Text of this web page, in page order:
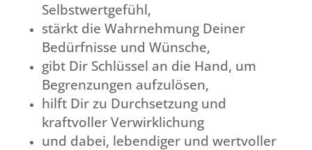
Selbstwertgefühl,
stärkt die Wahrnehmung Deiner
Bedürfnisse und Wünsche,
gibt Dir Schlüssel an die Hand, um
Begrenzungen aufzulösen,
hilft Dir zu Durchsetzung und
kraftvoller Verwirklichung
und dabei, lebendiger und wertvoller